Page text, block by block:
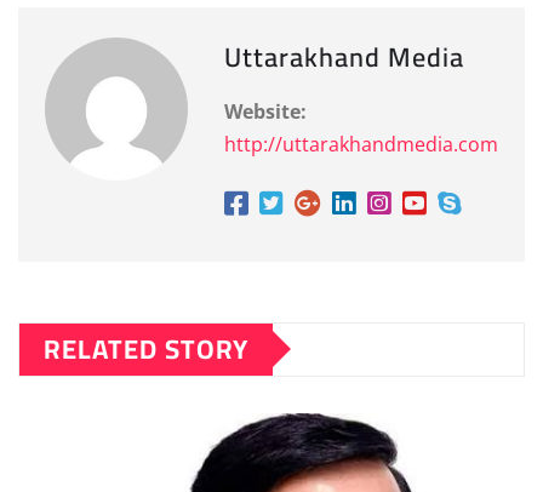
Uttarakhand Media
Website:
http://uttarakhandmedia.com
RELATED STORY